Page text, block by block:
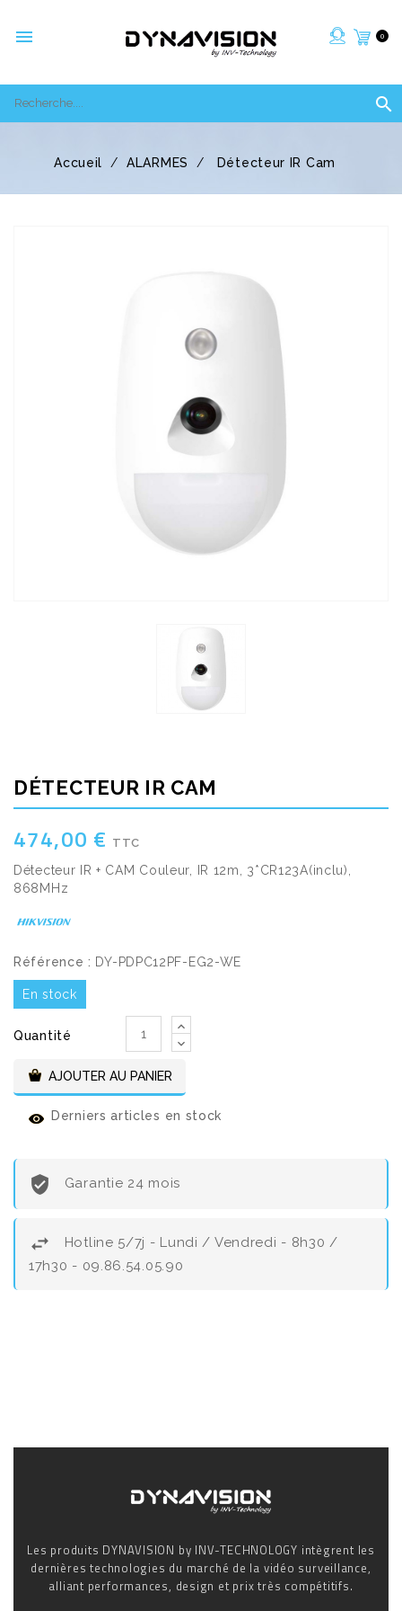
 0

Accueil ALARMES Détecteur IR Cam
DÉTECTEUR IR CAM
474,00 € TTC
Détecteur IR + CAM Couleur, IR 12m, 3*CR123A(inclu),
868MHz
Référence : DY-PDPC12PF-EG2-WE
En stock
Quantité
AJOUTER AU PANIER
Derniers articles en stock
Garantie 24 mois
Hotline 5/7j - Lundi / Vendredi - 8h30 /
17h30 - 09.86.54.05.90
Les produits DYNAVISION by INV-TECHNOLOGY intègrent les
dernières technologies du marché de la vidéo surveillance,
alliant performances, design et prix très compétitifs.